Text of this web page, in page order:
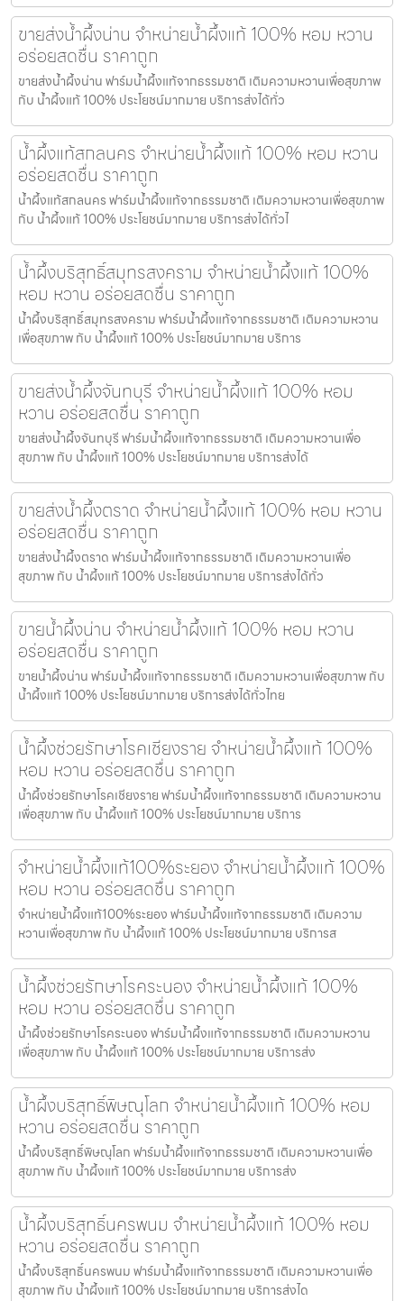
ขายส่งน้ำผึ้งน่าน จำหน่ายน้ำผึ้งแท้ 100% หอม หวาน
อร่อยสดชื่น ราคาถูก
ขายส่งน้ำผึ้งน่าน ฟาร์มน้ำผึ้งแท้จากธรรมชาติ เติมความหวานเพื่อสุขภาพ
กับ น้ำผึ้งแท้ 100% ประโยชน์มากมาย บริการส่งได้ทั่ว
น้ำผึ้งแท้สกลนคร จำหน่ายน้ำผึ้งแท้ 100% หอม หวาน
อร่อยสดชื่น ราคาถูก
น้ำผึ้งแท้สกลนคร ฟาร์มน้ำผึ้งแท้จากธรรมชาติ เติมความหวานเพื่อสุขภาพ
กับ น้ำผึ้งแท้ 100% ประโยชน์มากมาย บริการส่งได้ทั่วไ
น้ำผึ้งบริสุทธิ์สมุทรสงคราม จำหน่ายน้ำผึ้งแท้ 100%
หอม หวาน อร่อยสดชื่น ราคาถูก
น้ำผึ้งบริสุทธิ์สมุทรสงคราม ฟาร์มน้ำผึ้งแท้จากธรรมชาติ เติมความหวาน
เพื่อสุขภาพ กับ น้ำผึ้งแท้ 100% ประโยชน์มากมาย บริการ
ขายส่งน้ำผึ้งจันทบุรี จำหน่ายน้ำผึ้งแท้ 100% หอม
หวาน อร่อยสดชื่น ราคาถูก
ขายส่งน้ำผึ้งจันทบุรี ฟาร์มน้ำผึ้งแท้จากธรรมชาติ เติมความหวานเพื่อ
สุขภาพ กับ น้ำผึ้งแท้ 100% ประโยชน์มากมาย บริการส่งได้
ขายส่งน้ำผึ้งตราด จำหน่ายน้ำผึ้งแท้ 100% หอม หวาน
อร่อยสดชื่น ราคาถูก
ขายส่งน้ำผึ้งตราด ฟาร์มน้ำผึ้งแท้จากธรรมชาติ เติมความหวานเพื่อ
สุขภาพ กับ น้ำผึ้งแท้ 100% ประโยชน์มากมาย บริการส่งได้ทั่ว
ขายน้ำผึ้งน่าน จำหน่ายน้ำผึ้งแท้ 100% หอม หวาน
อร่อยสดชื่น ราคาถูก
ขายน้ำผึ้งน่าน ฟาร์มน้ำผึ้งแท้จากธรรมชาติ เติมความหวานเพื่อสุขภาพ กับ
น้ำผึ้งแท้ 100% ประโยชน์มากมาย บริการส่งได้ทั่วไทย
น้ำผึ้งช่วยรักษาโรคเชียงราย จำหน่ายน้ำผึ้งแท้ 100%
หอม หวาน อร่อยสดชื่น ราคาถูก
น้ำผึ้งช่วยรักษาโรคเชียงราย ฟาร์มน้ำผึ้งแท้จากธรรมชาติ เติมความหวาน
เพื่อสุขภาพ กับ น้ำผึ้งแท้ 100% ประโยชน์มากมาย บริการ
จำหน่ายน้ำผึ้งแท้100%ระยอง จำหน่ายน้ำผึ้งแท้ 100%
หอม หวาน อร่อยสดชื่น ราคาถูก
จำหน่ายน้ำผึ้งแท้100%ระยอง ฟาร์มน้ำผึ้งแท้จากธรรมชาติ เติมความ
หวานเพื่อสุขภาพ กับ น้ำผึ้งแท้ 100% ประโยชน์มากมาย บริการส
น้ำผึ้งช่วยรักษาโรคระนอง จำหน่ายน้ำผึ้งแท้ 100%
หอม หวาน อร่อยสดชื่น ราคาถูก
น้ำผึ้งช่วยรักษาโรคระนอง ฟาร์มน้ำผึ้งแท้จากธรรมชาติ เติมความหวาน
เพื่อสุขภาพ กับ น้ำผึ้งแท้ 100% ประโยชน์มากมาย บริการส่ง
น้ำผึ้งบริสุทธิ์พิษณุโลก จำหน่ายน้ำผึ้งแท้ 100% หอม
หวาน อร่อยสดชื่น ราคาถูก
น้ำผึ้งบริสุทธิ์พิษณุโลก ฟาร์มน้ำผึ้งแท้จากธรรมชาติ เติมความหวานเพื่อ
สุขภาพ กับ น้ำผึ้งแท้ 100% ประโยชน์มากมาย บริการส่ง
น้ำผึ้งบริสุทธิ์นครพนม จำหน่ายน้ำผึ้งแท้ 100% หอม
หวาน อร่อยสดชื่น ราคาถูก
น้ำผึ้งบริสุทธิ์นครพนม ฟาร์มน้ำผึ้งแท้จากธรรมชาติ เติมความหวานเพื่อ
สุขภาพ กับ น้ำผึ้งแท้ 100% ประโยชน์มากมาย บริการส่งได